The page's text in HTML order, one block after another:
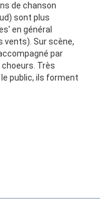
de chanson
sont plus
en général
Sur scène,
par
Très
public, ils forment